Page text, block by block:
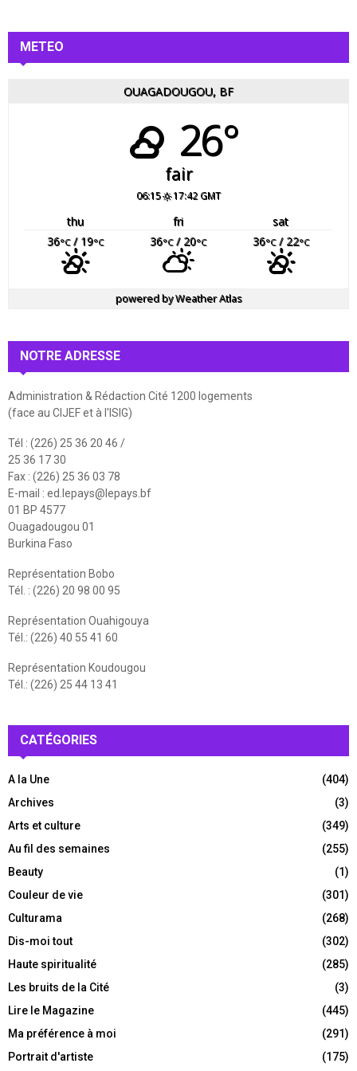
METEO
OUAGADOUGOU, BF
26°
fair
06:15 17:42 GMT
thu fri
sat
36°C/ 19°C 36°C/ 20°C 36°C/ 22°C
powered byWeather Atlas
NOTRE ADRESSE
Administration & Rédaction Cité 1200 logements
(face au CIJEF et à l'ISIG)
Tél : (226) 25 36 20 46 /
25 36 17 30
Fax : (226) 25 36 03 78
E-mail : ed.lepays@lepays.bf
01 BP 4577
Ouagadougou 01
Burkina Faso
Représentation Bobo
Tél. : (226) 20 98 00 95
Représentation Ouahigouya
Tél.: (226) 40 55 41 60
Représentation Koudougou
Tél.: (226) 25 44 13 41
CATÉGORIES
A la Une
(404)
Archives
(3)
Arts et culture
(349)
Au fil des semaines
(255)
Beauty
(1)
Couleur de vie
(301)
Culturama
(268)
Dis-moi tout
(302)
Haute spiritualité
(285)
Les bruits de la Cité
(3)
Lire le Magazine
(445)
Ma préférence à moi
(291)
Portrait d'artiste
(175)